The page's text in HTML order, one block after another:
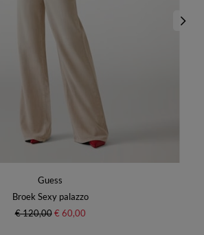
Guess
Broek Sexy palazzo
€ 120,00 € 60,00